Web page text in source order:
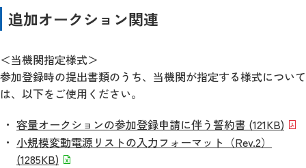
追加オークション関連
＜当機関指定様式＞
参加登録時の提出書類のうち、当機関が指定する様式について
は、以下をご使用ください。
容量オークションの参加登録申請に伴う誓約書 (121KB)
小規模変動電源リストの入力フォーマット（Rev.2）
(1285KB)